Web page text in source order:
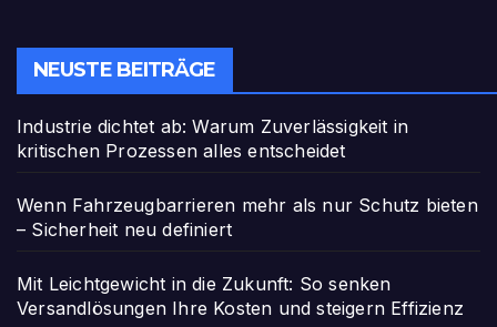
NEUSTE BEITRÄGE
Industrie dichtet ab: Warum Zuverlässigkeit in
kritischen Prozessen alles entscheidet
Wenn Fahrzeugbarrieren mehr als nur Schutz bieten
– Sicherheit neu definiert
Mit Leichtgewicht in die Zukunft: So senken
Versandlösungen Ihre Kosten und steigern Effizienz